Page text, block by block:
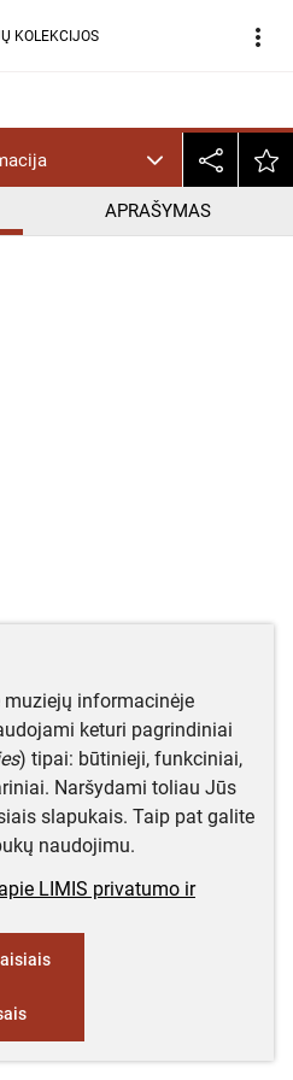
KOLEKCIJOS more_vert
APRAŠYMAS
informacinėje
keturi pagrindiniai
) tipai: būtinieji, funkciniai,
Naršydami toliau Jūs
slapukais. Taip pat galite
naudojimu.
LIMIS privatumo ir